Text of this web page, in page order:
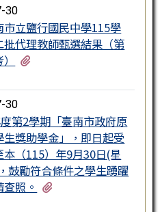
30
市立鹽行國民中學115學
批代理教師甄選結果（第
30
第2學期「臺南市政府原
生獎助學金」，即日起受
本（115）年9月30日(星
鼓勵符合條件之學生踴躍
照。